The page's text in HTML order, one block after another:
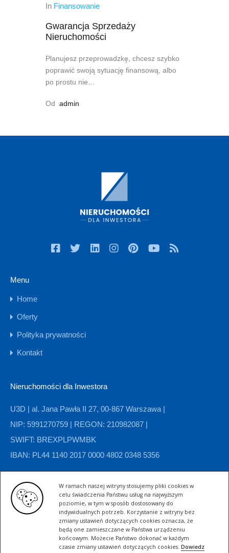
W ramach naszej witryny stosujemy pliki cookies w
celu świadczenia Państwu usług na najwyższym
poziomie, w tym w sposób dostosowany do
indywidualnych potrzeb. Korzystanie z witryny bez
zmiany ustawień dotyczących cookies oznacza, że
będą one zamieszczane w Państwa urządzeniu
końcowym. Możecie Państwo dokonać w każdym
czasie zmiany ustawień dotyczących cookies. Dowiedz
In Finansowanie
Gwarancja Sprzedaży
Nieruchomości
Planujesz przeprowadzkę, chcesz szybko
poprawić swoją sytuację finansową, albo
po prostu nie…
Od admin
Menu
Home
Oferty
Polityka prywatności
Kontakt
Nieruchomości dla Inwestora
U3D | al. Jana Pawła II 27, 00-867 Warszawa |
NIP: 5991270759 | REGON: 210982087 |
SWIFT: BREXPLPWMBK
IBAN: PL44 1140 2017 0000 4802 0348 5356
Kategorie nieruchomości
Domy Grunty Hale magazynowe Hotele
Komercyjne Mieszkania Zabytkowe